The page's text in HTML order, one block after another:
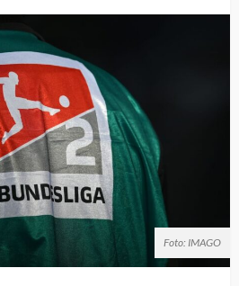
Foto: IMAGO